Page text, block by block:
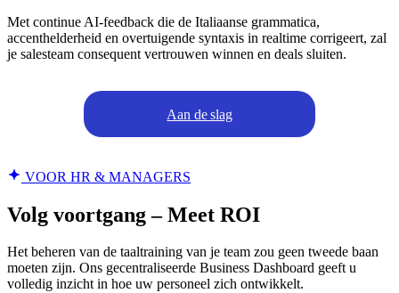
Met continue AI-feedback die de Italiaanse grammatica,
accenthelderheid en overtuigende syntaxis in realtime corrigeert, zal
je salesteam consequent vertrouwen winnen en deals sluiten.
Aan de slag
VOOR HR & MANAGERS
Volg voortgang – Meet ROI
Het beheren van de taaltraining van je team zou geen tweede baan
moeten zijn. Ons gecentraliseerde Business Dashboard geeft u
volledig inzicht in hoe uw personeel zich ontwikkelt.